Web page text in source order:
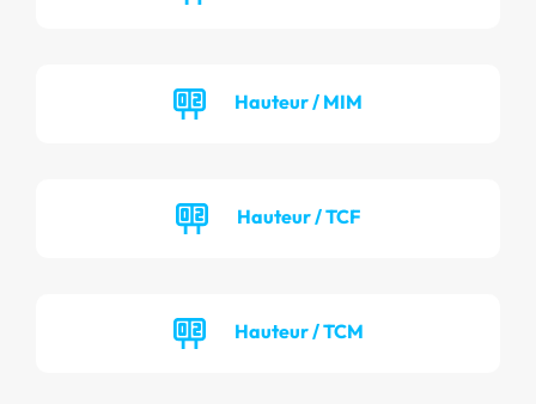
Hauteur / MIM
Hauteur / TCF
Hauteur / TCM